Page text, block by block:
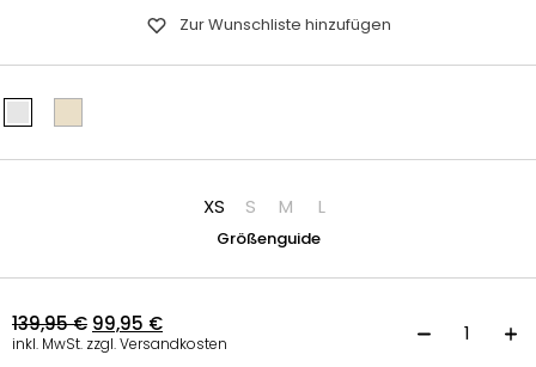
Zur Wunschliste hinzufügen
XS S M L
Größenguide
139,95€ 99,95 €
inkl. MwSt. zzgl. Versandkosten